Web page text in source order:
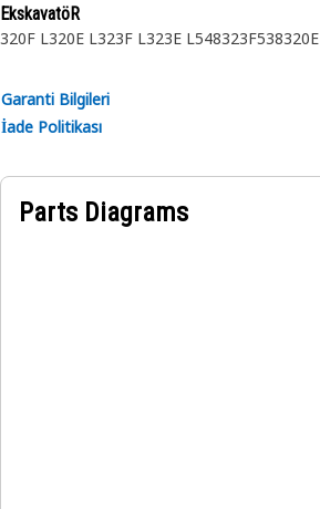
EkskavatöR
320F L320E L323F L323E L548323F538320E
Garanti Bilgileri
İade Politikası
Parts Diagrams